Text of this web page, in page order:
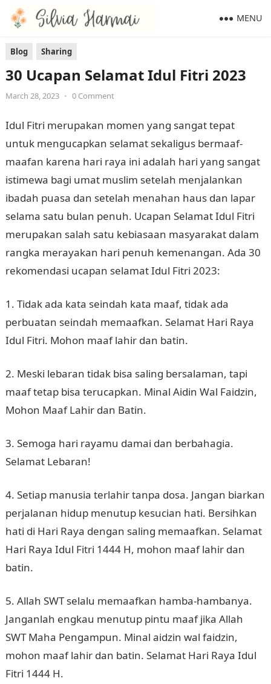
MENU
Blog Sharing
30 Ucapan Selamat Idul Fitri 2023
March 28, 2023 • 0 Comment
Idul Fitri merupakan momen yang sangat tepat
untuk mengucapkan selamat sekaligus bermaaf-
maafan karena hari raya ini adalah hari yang sangat
istimewa bagi umat muslim setelah menjalankan
ibadah puasa dan setelah menahan haus dan lapar
selama satu bulan penuh. Ucapan Selamat Idul Fitri
merupakan salah satu kebiasaan masyarakat dalam
rangka merayakan hari penuh kemenangan. Ada 30
rekomendasi ucapan selamat Idul Fitri 2023:
1. Tidak ada kata seindah kata maaf, tidak ada
perbuatan seindah memaafkan. Selamat Hari Raya
Idul Fitri. Mohon maaf lahir dan batin.
2. Meski lebaran tidak bisa saling bersalaman, tapi
maaf tetap bisa terucapkan. Minal Aidin Wal Faidzin,
Mohon Maaf Lahir dan Batin.
3. Semoga hari rayamu damai dan berbahagia.
Selamat Lebaran!
4. Setiap manusia terlahir tanpa dosa. Jangan biarkan
perjalanan hidup menutup kesucian hati. Bersihkan
hati di Hari Raya dengan saling memaafkan. Selamat
Hari Raya Idul Fitri 1444 H, mohon maaf lahir dan
batin.
5. Allah SWT selalu memaafkan hamba-hambanya.
Janganlah engkau menutup pintu maaf jika Allah
SWT Maha Pengampun. Minal aidzin wal faidzin,
mohon maaf lahir dan batin. Selamat Hari Raya Idul
Fitri 1444 H.